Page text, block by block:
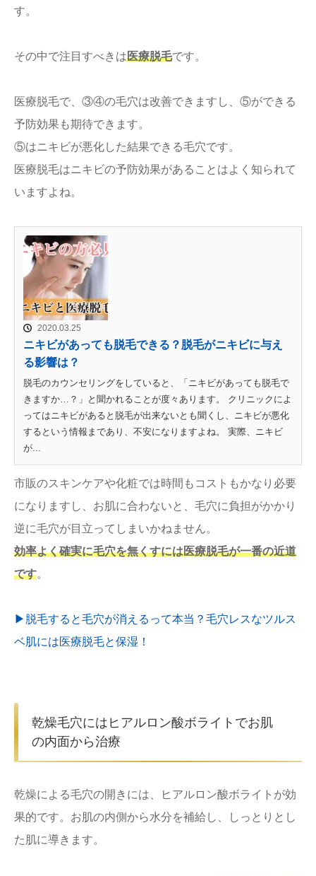
す。
その中で注目すべきは医療脱毛です。
医療脱毛で、③④の毛穴は改善できますし、⑤ができる
予防効果も期待できます。
⑤はニキビが悪化した結果できる毛穴です。
医療脱毛はニキビの予防効果があることはよく知られて
いますよね。
2020.03.25
ニキビがあっても脱毛できる？脱毛がニキビに与え
る影響は？
脱毛のカウンセリングをしていると、「ニキビがあっても脱毛で
きますか…？」と聞かれることが度々あります。 クリニックによ
ってはニキビがあると脱毛が出来ないとも聞くし、ニキビが悪化
するという情報まであり、不安になりますよね。 実際、ニキビ
が...
市販のスキンケアや化粧では時間もコストもかなり必要
になりますし、お肌に合わないと、毛穴に負担がかかり
逆に毛穴が目立ってしまいかねません。
効率よく確実に毛穴を無くすには医療脱毛が一番の近道
です。
▶︎脱毛すると毛穴が消えるって本当？毛穴レスなツルス
ベ肌には医療脱毛と保湿！
乾燥毛穴にはヒアルロン酸ボライトでお肌
の内面から治療
乾燥による毛穴の開きには、ヒアルロン酸ボライトが効
果的です。お肌の内側から水分を補給し、しっとりとし
た肌に導きます。